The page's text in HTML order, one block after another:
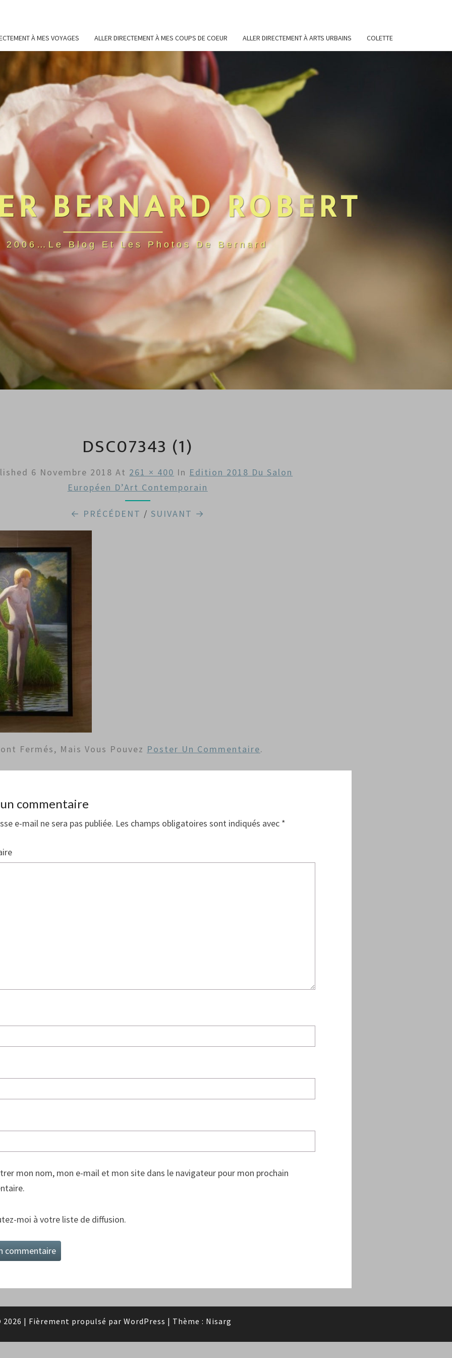
À MES VOYAGES ALLER DIRECTEMENT À MES COUPS DE COEUR ALLER DIRECTEMENT À ARTS URBAINS COLETTE
BERNARD ROBERT
2006…Le Blog Et Les Photos De Bernard
DSC07343 (1)
6 Novembre 2018 At 261 × 400 In Edition 2018 Du Salon
Européen D’Art Contemporain
← PRÉCÉDENT / SUIVANT →
Fermés, Mais Vous Pouvez Poster Un Commentaire.
commentaire
e-mail ne sera pas publiée. Les champs obligatoires sont indiqués avec *
mon nom, mon e-mail et mon site dans le navigateur pour mon prochain
moi à votre liste de diffusion.
2026 | Fièrement propulsé par WordPress | Thème : Nisarg